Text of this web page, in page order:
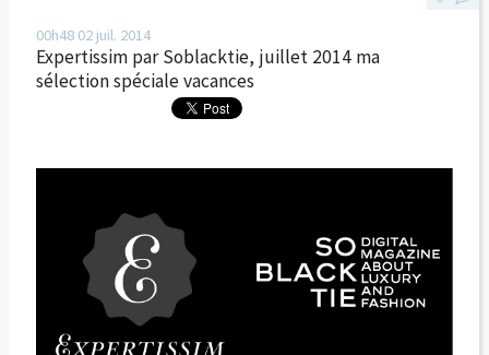
00h48 02 juil. 2014
Expertissim par Soblacktie, juillet 2014 ma
sélection spéciale vacances